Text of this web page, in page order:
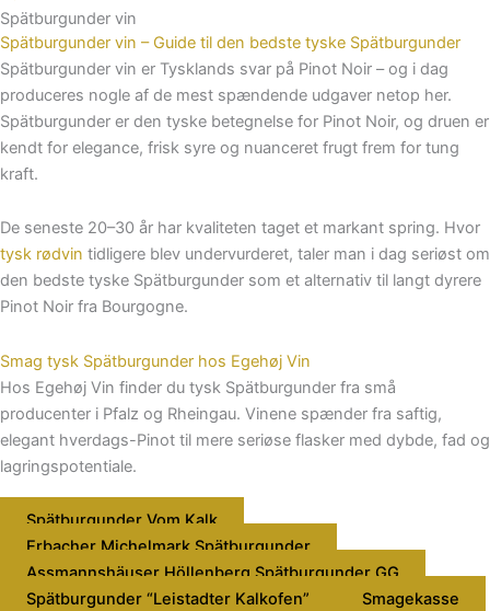
Spätburgunder vin
Spätburgunder vin – Guide til den bedste tyske Spätburgunder
Spätburgunder vin er Tysklands svar på Pinot Noir – og i dag
produceres nogle af de mest spændende udgaver netop her.
Spätburgunder er den tyske betegnelse for Pinot Noir, og druen er
kendt for elegance, frisk syre og nuanceret frugt frem for tung
kraft.
De seneste 20–30 år har kvaliteten taget et markant spring. Hvor
tysk rødvin tidligere blev undervurderet, taler man i dag seriøst om
den bedste tyske Spätburgunder som et alternativ til langt dyrere
Pinot Noir fra Bourgogne.
Smag tysk Spätburgunder hos Egehøj Vin
Hos Egehøj Vin finder du tysk Spätburgunder fra små
producenter i Pfalz og Rheingau. Vinene spænder fra saftig,
elegant hverdags-Pinot til mere seriøse flasker med dybde, fad og
lagringspotentiale.
Spätburgunder Vom Kalk
Erbacher Michelmark Spätburgunder
Assmannshäuser Höllenberg Spätburgunder GG
Spätburgunder “Leistadter Kalkofen”
Smagekasse